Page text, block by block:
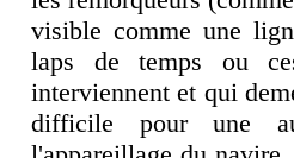
visible comme une
laps de temps ou
interviennent et qui
difficile pour une